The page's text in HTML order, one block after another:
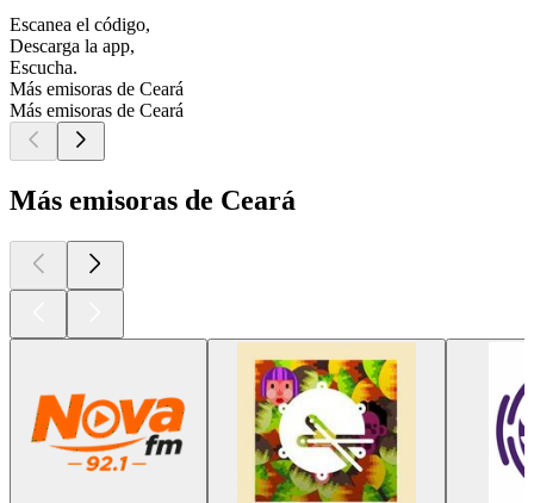
Escanea el código,
Descarga la app,
Escucha.
Más emisoras de Ceará
Más emisoras de Ceará
Más emisoras de Ceará